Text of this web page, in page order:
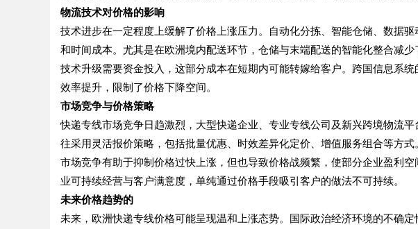
物流技术对价格的影响
技术进步在一定程度上缓解了价格上涨压力。自动化分拣、智能仓储、数据
和时间成本。尤其是在欧洲境内配送环节，仓储与末端配送的智能化整合减少
技术升级需要资金投入，这部分成本在短期内可能转嫁给客户。跨国信息系
效率提升，限制了价格下降空间。
市场竞争与价格策略
快递专线市场竞争日趋激烈，大型快递企业、专业专线公司及新兴跨境物流
往采用灵活报价策略，包括批量优惠、时效差异化定价、增值服务组合等方式
市场竞争有助于抑制价格过快上涨，但也导致价格战频繁，使部分企业盈利
业可持续经营与客户满意度，单纯通过价格手段吸引客户的做法不可持续。
未来价格趋势的
未来，欧洲快递专线价格可能呈现温和上涨态势。国际政治经济环境的不确